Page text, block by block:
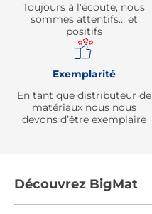
Toujours à l'écoute, nous
sommes attentifs… et
positifs
Exemplarité
En tant que distributeur de
matériaux nous nous
devons d’être exemplaire
Découvrez BigMat